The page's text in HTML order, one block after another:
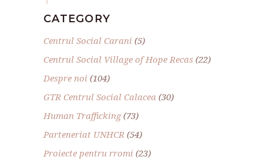
CATEGORY
Centrul Social Carani (5)
Centrul Social Village of Hope Recas (22)
Despre noi (104)
GTR Centrul Social Calacea (30)
Human Trafficking(73)
Parteneriat UNHCR (54)
Proiecte pentru rromi (23)